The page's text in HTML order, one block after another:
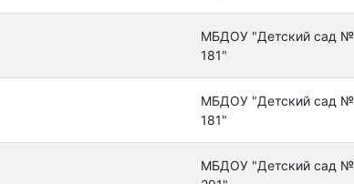
МБДОУ "Детский сад №
181"
МБДОУ "Детский сад №
181"
МБДОУ "Детский сад №